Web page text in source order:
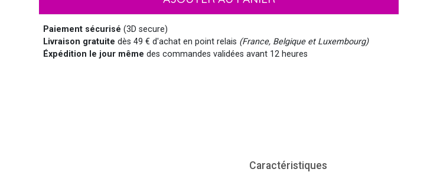
MÉDIEVAL NOËL PIRATES
DISNEY EMOJI ET ÉMOTICONES HAWAI
LUNETTES MASQUES MOUSTACHES ET BARBES
Paiement sécurisé (3D secure)
Livraison gratuite dès 49 € d'achat en point relais (France, Belgique et Luxembourg)
Éxpédition le jour même des commandes validées avant 12 heures
Caractéristiques